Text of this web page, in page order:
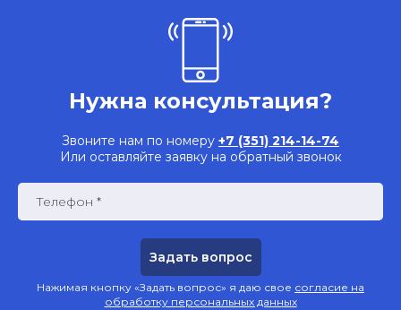
Нужна консультация?
Звоните нам по номеру +7 (351) 214-14-74
Или оставляйте заявку на обратный звонок
Телефон *
Нажимая кнопку «Задать вопрос» я даю свое согласие на
обработку персональных данных